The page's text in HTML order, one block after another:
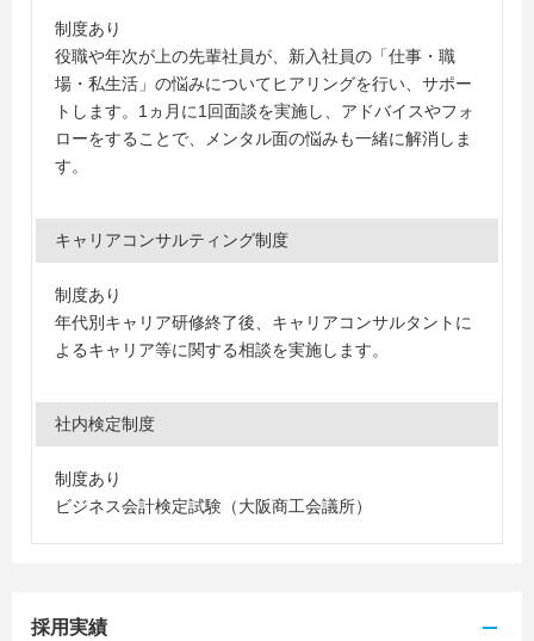
制度あり
役職や年次が上の先輩社員が、新入社員の「仕事・職
場・私生活」の悩みについてヒアリングを行い、サポー
トします。1ヵ月に1回面談を実施し、アドバイスやフォ
ローをすることで、メンタル面の悩みも一緒に解消しま
す。
キャリアコンサルティング制度
制度あり
年代別キャリア研修終了後、キャリアコンサルタントに
よるキャリア等に関する相談を実施します。
社内検定制度
制度あり
ビジネス会計検定試験（大阪商工会議所）
採用実績